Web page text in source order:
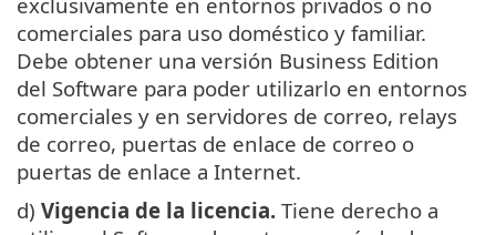
comerciales para uso doméstico y familiar.
Debe obtener una versión Business Edition
del Software para poder utilizarlo en entornos
comerciales y en servidores de correo, relays
de correo, puertas de enlace de correo o
puertas de enlace a Internet.
d) Vigencia de la licencia. Tiene derecho a